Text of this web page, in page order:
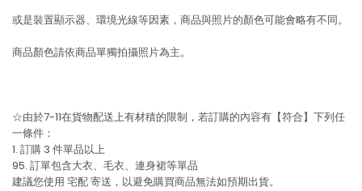
或是裝置顯示器、環境光線等因素，商品與照片的顏色可能會略有不同。
商品顏色請依商品單獨拍攝照片為主。
☆由於7-11在貨物配送上有材積的限制，若訂購的內容有【符合】下列任
一條件：
1. 訂購 3 件單品以上
95. 訂單包含大衣、毛衣、連身裙等單品
建議您使用 宅配寄送，以避免購買商品無法如預期出貨。